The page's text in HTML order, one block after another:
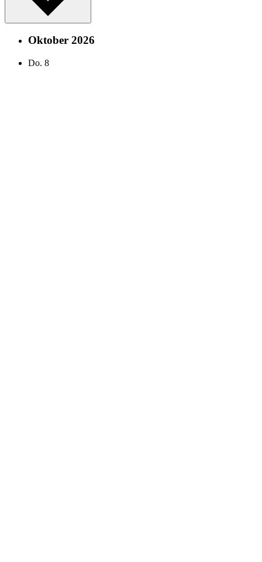
Oktober 2026
Do. 8